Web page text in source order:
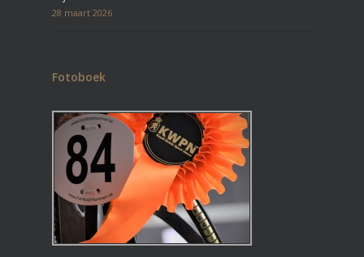
28 maart 2026
Fotoboek